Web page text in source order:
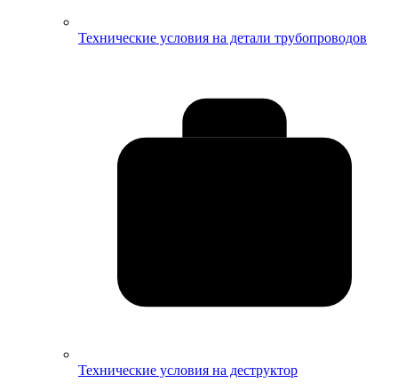
Технические условия на детали трубопроводов
Технические условия на деструктор